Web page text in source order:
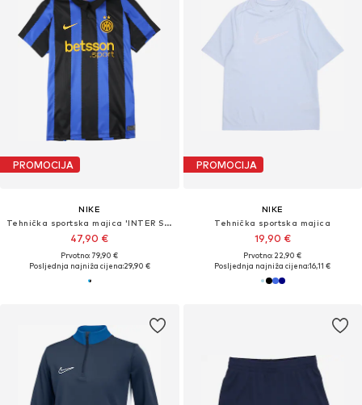
PROMOCIJA
NIKE
Tehnička sportska majica 'INTER STAD HM'
47,90 €
Prvotno: 79,90 €
Posljednja najniža cijena:29,90 €
PROMOCIJA
NIKE
Tehnička sportska majica
19,90 €
Prvotno: 22,90 €
Posljednja najniža cijena:16,11 €